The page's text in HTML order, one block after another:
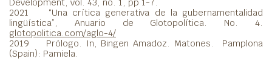
2021 “Una crítica generativa de la gubernamentalidad
lingüística”, Anuario de Glotopolítica. No. 4.
glotopolitica.com/aglo-4/
2019 Prólogo. In, Bingen Amadoz. Matones. Pamplona
(Spain): Pamiela.